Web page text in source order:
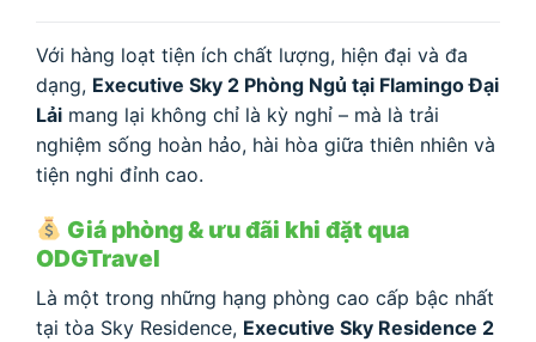
Với hàng loạt tiện ích chất lượng, hiện đại và đa
dạng, Executive Sky 2 Phòng Ngủ tại Flamingo Đại
Lải mang lại không chỉ là kỳ nghỉ – mà là trải
nghiệm sống hoàn hảo, hài hòa giữa thiên nhiên và
tiện nghi đỉnh cao.
Giá phòng & ưu đãi khi đặt qua
ODGTravel
Là một trong những hạng phòng cao cấp bậc nhất
tại tòa Sky Residence, Executive Sky Residence 2